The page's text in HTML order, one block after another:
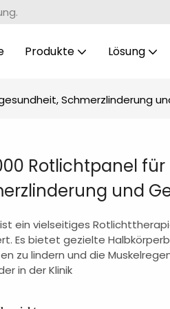
Produkte Lösung
Schmerzlinderung
Rotlichtpanel
und
ist ein vielseitiges
Es bietet gezielte
zu lindern und die
in der Klinik